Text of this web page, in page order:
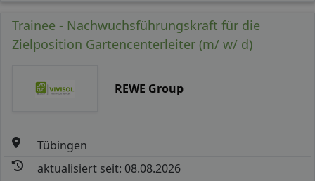
Trainee - Nachwuchsführungskraft für die
Zielposition Gartencenterleiter (m/ w/ d)
REWE Group
Tübingen
aktualisiert seit: 08.08.2026